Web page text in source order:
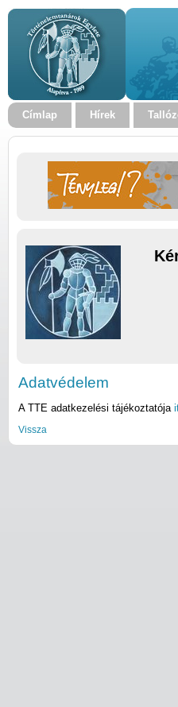
Címlap Hírek
Adatvédelem
A TTE adatkezelési tájékoztatója
Vissza